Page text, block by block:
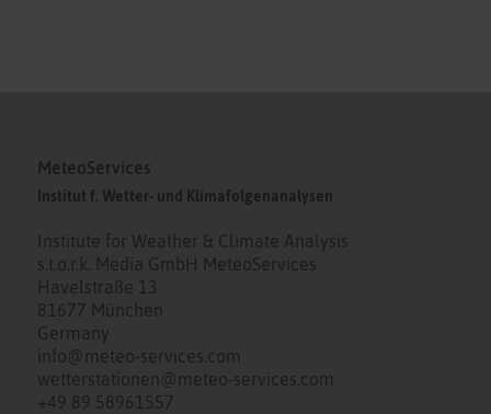
MeteoServices
Institut f. Wetter- und Klimafolgenanalysen
Institute for Weather & Climate Analysis
s.t.o.r.k. Media GmbH MeteoServices
Havelstraße 13
81677 München
Germany
info@meteo-services.com
wetterstationen@meteo-services.com
+49 89 58961557